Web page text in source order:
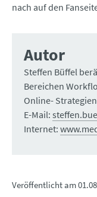
nach auf den
Autor
Steffen Büffel
Bereichen
Online-
E-Mail:
Internet:
Veröffentlicht am